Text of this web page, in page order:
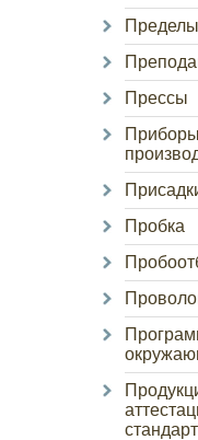
Прессы
Пробка